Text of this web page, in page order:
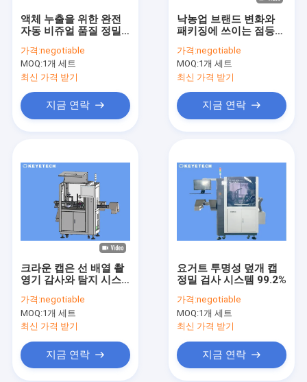
액체 누출을 위한 완전
자동 비쥬얼 품질 정밀
가격:negotiable
MOQ:1개 세트
최신 가격 받기
지금 연락
낙농업 브랜드 변화와
패키징에 쓰이는 점등
가격:negotiable
MOQ:1개 세트
최신 가격 받기
지금 연락
크라운 캡은 선 배열 촬
영기 감사와 탐지 시스
가격:negotiable
MOQ:1개 세트
최신 가격 받기
지금 연락
요거트 투명성 덮개 캡
정밀 검사 시스템 99.2%
가격:negotiable
MOQ:1개 세트
최신 가격 받기
지금 연락